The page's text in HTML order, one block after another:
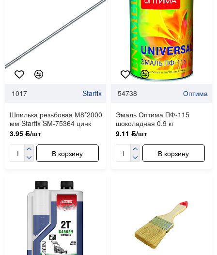
1017 Starfix
Шпилька резьбовая М8*2000
мм Starfix SM-75364 цинк
3.95 ƃ/шт
В корзину
54738 Оптима
Эмаль Оптима ПФ-115
шоколадная 0.9 кг
9.11 ƃ/шт
В корзину